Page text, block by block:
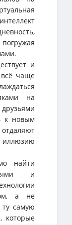
и
чаще
на
к новым
найти
и
а не
самую
которые